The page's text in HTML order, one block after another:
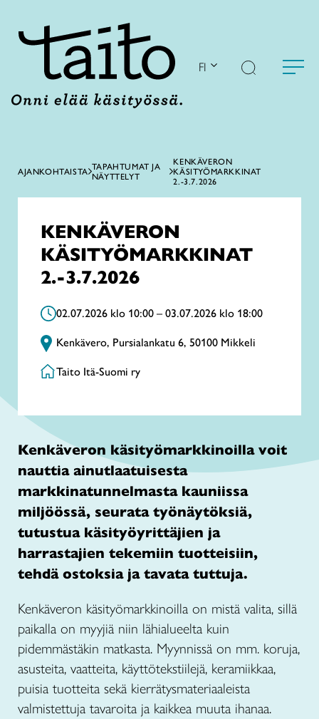
FI
AJANKOHTAISTA TAPAHTUMAT JA
NÄYTTELYT
KENKÄVERON
KÄSITYÖMARKKINAT
2.-3.7.2026
KENKÄVERON
KÄSITYÖMARKKINAT
2.-3.7.2026
02.07.2026 klo 10:00 – 03.07.2026 klo 18:00
Kenkävero, Pursialankatu 6, 50100 Mikkeli
Taito Itä-Suomi ry
Kenkäveron käsityömarkkinoilla voit
nauttia ainutlaatuisesta
markkinatunnelmasta kauniissa
miljöössä, seurata työnäytöksiä,
tutustua käsityöyrittäjien ja
harrastajien tekemiin tuotteisiin,
tehdä ostoksia ja tavata tuttuja.
Kenkäveron käsityömarkkinoilla on mistä valita, sillä
paikalla on myyjiä niin lähialueelta kuin
pidemmästäkin matkasta. Myynnissä on mm. koruja,
asusteita, vaatteita, käyttötekstiilejä, keramiikkaa,
puisia tuotteita sekä kierrätysmateriaaleista
valmistettuja tavaroita ja kaikkea muuta ihanaa.